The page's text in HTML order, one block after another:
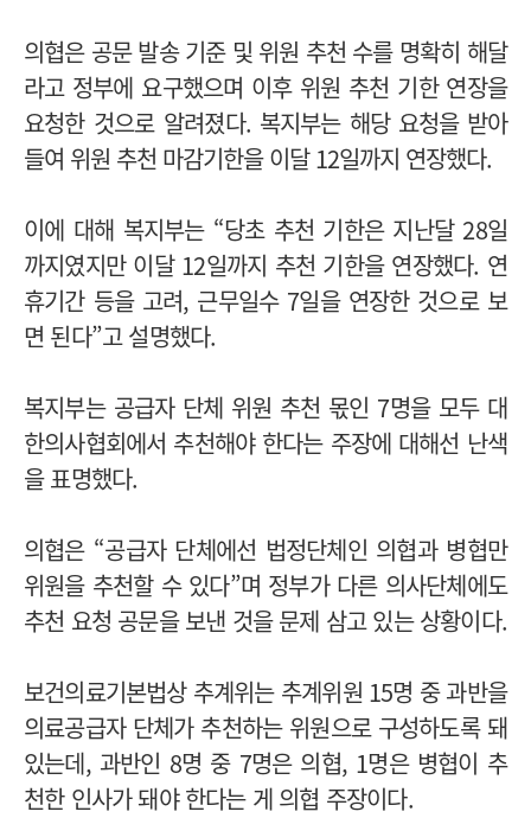
의협은 공문 발송 기준 및 위원 추천 수를 명확히 해달
라고 정부에 요구했으며 이후 위원 추천 기한 연장을
요청한 것으로 알려졌다. 복지부는 해당 요청을 받아
들여 위원 추천 마감기한을 이달 12일까지 연장했다.
이에 대해 복지부는 “당초 추천 기한은 지난달 28일
까지였지만 이달 12일까지 추천 기한을 연장했다. 연
휴기간 등을 고려, 근무일수 7일을 연장한 것으로 보
면 된다”고 설명했다.
복지부는 공급자 단체 위원 추천 몫인 7명을 모두 대
한의사협회에서 추천해야 한다는 주장에 대해선 난색
을 표명했다.
의협은 “공급자 단체에선 법정단체인 의협과 병협만
위원을 추천할 수 있다”며 정부가 다른 의사단체에도
추천 요청 공문을 보낸 것을 문제 삼고 있는 상황이다.
보건의료기본법상 추계위는 추계위원 15명 중 과반을
의료공급자 단체가 추천하는 위원으로 구성하도록 돼
있는데, 과반인 8명 중 7명은 의협, 1명은 병협이 추
천한 인사가 돼야 한다는 게 의협 주장이다.